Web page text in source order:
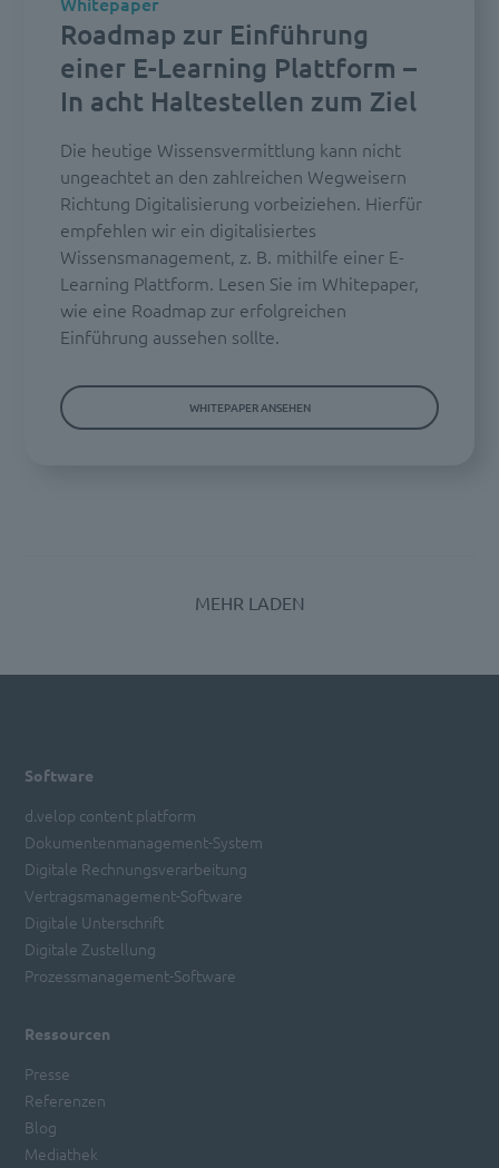
Roadmap zur Einführung
einer E-Learning Plattform –
In acht Haltestellen zum Ziel
Die heutige Wissensvermittlung kann nicht
ungeachtet an den zahlreichen Wegweisern
Richtung Digitalisierung vorbeiziehen. Hierfür
empfehlen wir ein digitalisiertes
Wissensmanagement, z. B. mithilfe einer E-
Learning Plattform. Lesen Sie im Whitepaper,
wie eine Roadmap zur erfolgreichen
Einführung aussehen sollte.
WHITEPAPER ANSEHEN
MEHR LADEN
Software
d.velop content platform
Dokumentenmanagement-System
Digitale Rechnungsverarbeitung
Vertragsmanagement-Software
Digitale Unterschrift
Digitale Zustellung
Prozessmanagement-Software
Ressourcen
Presse
Referenzen
Blog
Mediathek